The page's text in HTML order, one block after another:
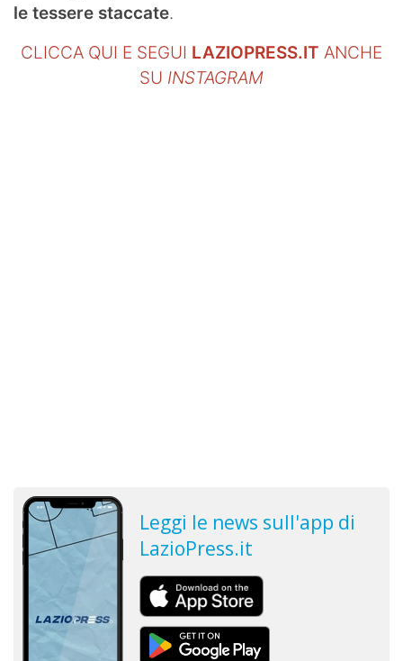
le tessere staccate.
CLICCA QUI E SEGUI LAZIOPRESS.IT ANCHE
SU INSTAGRAM